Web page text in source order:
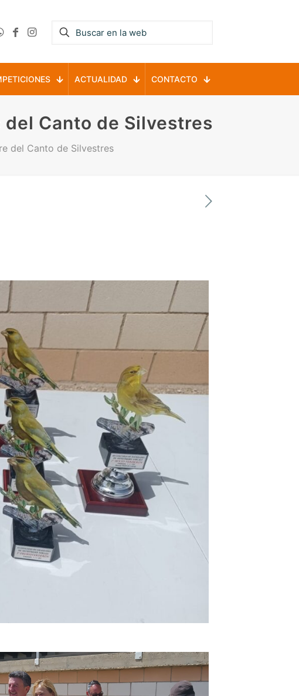
ACTUALIDAD CONTACTO
Canto de Silvestres
del Canto de Silvestres